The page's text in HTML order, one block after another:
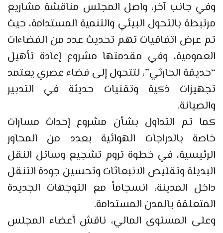
وفي جانب آخر، واصل المجلس مناقشة مشاريع
مرتبطة بالتحول البيئي والتنمية المستدامة، حيث
تم عرض اتفاقيات تهم تحديث عدد من الفضاءات
العمومية، وفي مقدمتها مشروع إعادة تأهيل
“حديقة الحارثي”، لتتحول إلى فضاء عصري يعتمد
تجهيزات ذكية وتقنيات حديثة في التدبير
والصيانة.
كما تم التداول بشأن مشروع إحداث مسارات
خاصة بالدراجات الهوائية بعدد من المحاور
الرئيسية، في خطوة تروم تشجيع وسائل النقل
البديلة وتقليص الانبعاثات وتحسين جودة التنقل
داخل المدينة، انسجاماً مع التوجهات الجديدة
المتعلقة بالمدن المستدامة.
وعلى المستوى المالي، ناقش أعضاء المجلس